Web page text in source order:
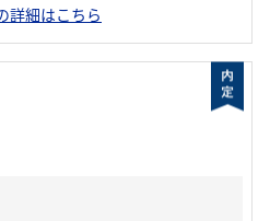
詳細はこちら